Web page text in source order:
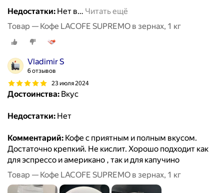
Недостатки: Нет в… Читать ещё
Товар — Кофе LACOFE SUPREMO в зернах, 1 кг
Vladimir S
6 отзывов
23 июля 2024
Достоинства: Вкус
Недостатки: Нет
Комментарий: Кофе с приятным и полным вкусом.
Достаточно крепкий. Не кислит. Хорошо подходит как
для эспрессо и американо , так и для капучино
Товар — Кофе LACOFE SUPREMO в зернах, 1 кг